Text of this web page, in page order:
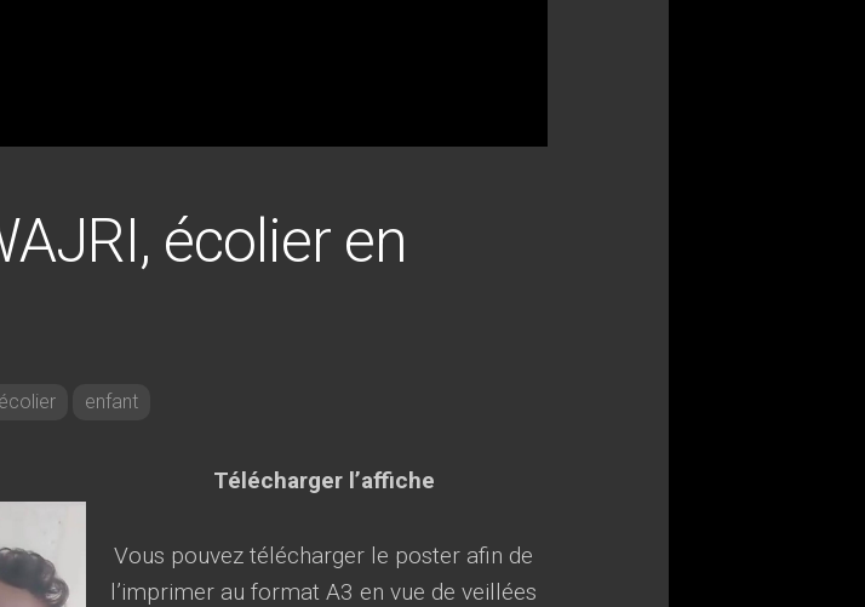
écolier en
écolier enfant
Télécharger l’affiche
Vous pouvez télécharger le poster afin de
l’imprimer au format A3 en vue de veillées